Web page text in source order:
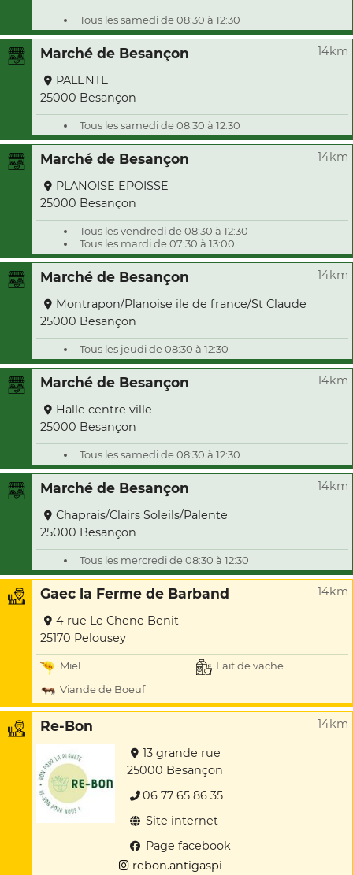
Tous les samedi de 08:30 à 12:30
Marché de Besançon 14km
PALENTE
25000 Besançon
Tous les samedi de 08:30 à 12:30
Marché de Besançon 14km
PLANOISE EPOISSE
25000 Besançon
Tous les vendredi de 08:30 à 12:30
Tous les mardi de 07:30 à 13:00
Marché de Besançon 14km
Montrapon/Planoise ile de france/St Claude
25000 Besançon
Tous les jeudi de 08:30 à 12:30
Marché de Besançon 14km
Halle centre ville
25000 Besançon
Tous les samedi de 08:30 à 12:30
Marché de Besançon 14km
Chaprais/Clairs Soleils/Palente
25000 Besançon
Tous les mercredi de 08:30 à 12:30
Gaec la Ferme de Barband 14km
4 rue Le Chene Benit
25170 Pelousey
Miel
Lait de vache
Viande de Boeuf
Re-Bon 14km
13 grande rue
25000 Besançon
06 77 65 86 35
Site internet
Page facebook
rebon.antigaspi